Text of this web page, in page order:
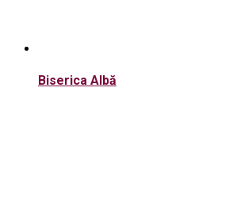
Biserica Albă